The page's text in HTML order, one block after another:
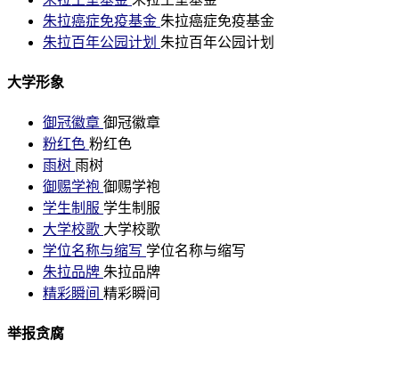
朱拉癌症免疫基金 朱拉癌症免疫基金
朱拉百年公园计划 朱拉百年公园计划
大学形象
御冠徽章 御冠徽章
粉红色 粉红色
雨树 雨树
御赐学袍 御赐学袍
学生制服 学生制服
大学校歌 大学校歌
学位名称与缩写 学位名称与缩写
朱拉品牌 朱拉品牌
精彩瞬间 精彩瞬间
举报贪腐